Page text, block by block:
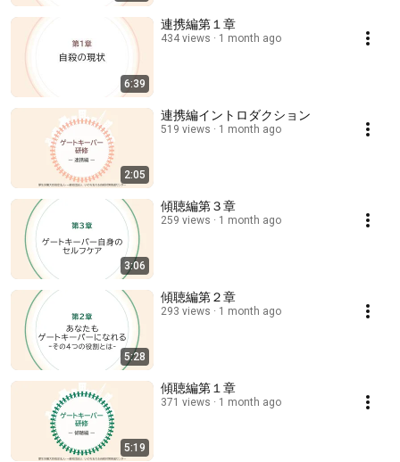
6:39
連携編第１章
434 views 1 month ago
2:05
連携編イントロダクション
519 views 1 month ago
3:06
傾聴編第３章
259 views 1 month ago
5:28
傾聴編第２章
293 views 1 month ago
5:19
傾聴編第１章
371 views 1 month ago